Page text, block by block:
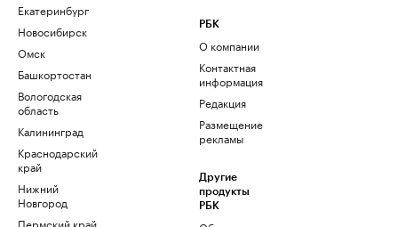
Екатеринбург
Новосибирск
Омск
Башкортостан
Вологодская
область
Калининград
Краснодарский
край
Нижний
Новгород
Пермский край
РБК
О компании
Контактная
информация
Редакция
Размещение
рекламы
Другие
продукты
РБК